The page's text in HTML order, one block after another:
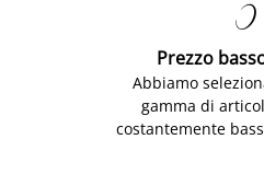

Prezzo
Abbiamo
gamma di
costantemente